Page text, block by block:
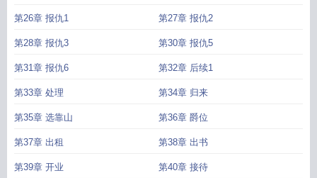
第26章 报仇1 第27章 报仇2
第28章 报仇3 第30章 报仇5
第31章 报仇6 第32章 后续1
第33章 处理 第34章 归来
第35章 选靠山 第36章 爵位
第37章 出租 第38章 出书
第39章 开业 第40章 接待